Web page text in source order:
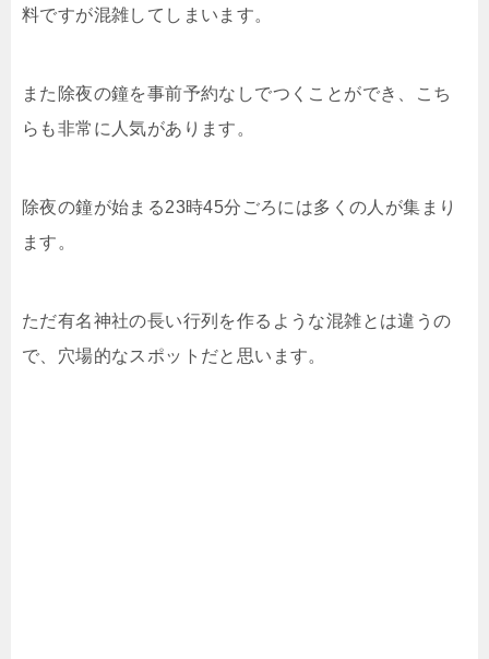
料ですが混雑してしまいます。
また除夜の鐘を事前予約なしでつくことができ、こち
らも非常に人気があります。
除夜の鐘が始まる23時45分ごろには多くの人が集まり
ます。
ただ有名神社の長い行列を作るような混雑とは違うの
で、穴場的なスポットだと思います。